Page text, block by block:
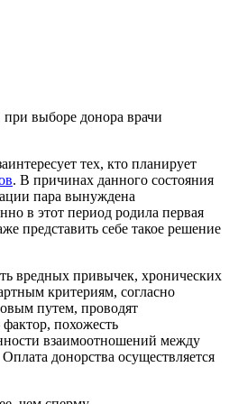
выборе донора врачи
тех, кто планирует
. В причинах данного состояния
пара вынуждена
в этот период родила первая
представить себе такое решение
вредных привычек, хронических
критериям, согласно
путем, проводят
похожесть
взаимоотношений между
донорства осуществляется